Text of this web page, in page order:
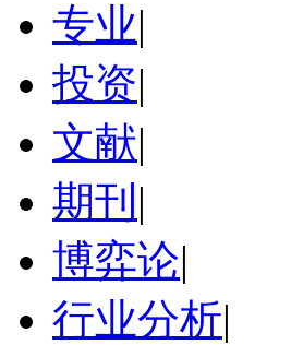
专业|
投资|
文献|
期刊 |
博弈论|
行业分析|